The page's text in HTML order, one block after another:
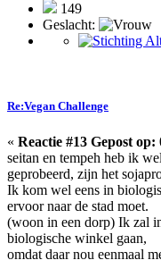
149
Geslacht:
Re:Vegan Challenge
« Reactie #13 Gepost op:
seitan en tempeh heb ik
geprobeerd, zijn het
Ik kom wel eens in
ervoor naar de stad moet.
(woon in een dorp) Ik zal
biologische winkel gaan,
omdat daar nou eenmaal